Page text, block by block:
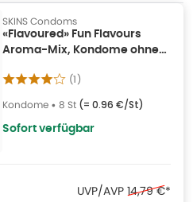
SKINS Condoms
«Flavoured» Fun Flavours
Aroma-Mix, Kondome ohne
St
(1)
Kondome • 8 St (= 0.96 €/St)
Sofort verfügbar
UVP/AVP Ehemaliger
14,79 €*